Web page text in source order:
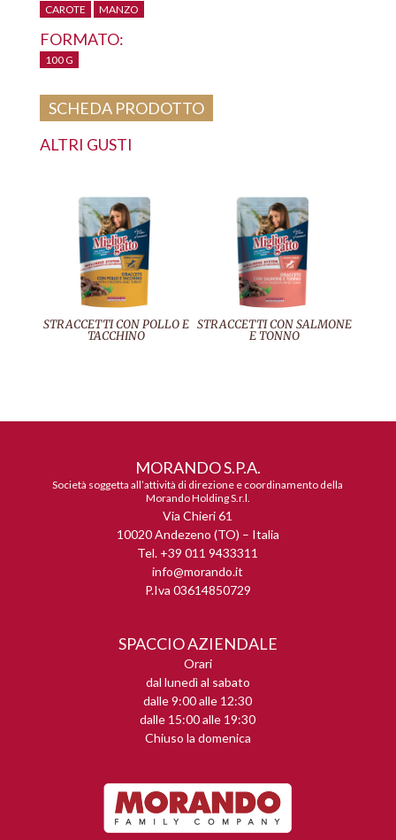
CAROTE MANZO
FORMATO:
100 G
SCHEDA PRODOTTO
ALTRI GUSTI
STRACCETTI CON POLLO E
TACCHINO
STRACCETTI CON SALMONE
E TONNO
MORANDO S.P.A.
Società soggetta all’attività di direzione e coordinamento della
Morando Holding S.r.l.
Via Chieri 61
10020 Andezeno (TO) – Italia
Tel. +39 011 9433311
info@morando.it
P.Iva 03614850729
SPACCIO AZIENDALE
Orari
dal lunedì al sabato
dalle 9:00 alle 12:30
dalle 15:00 alle 19:30
Chiuso la domenica